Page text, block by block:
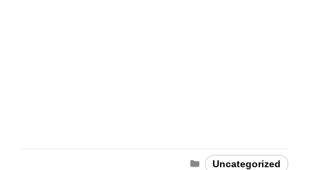
Categories
Uncategorized